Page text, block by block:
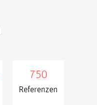
750
Referenzen